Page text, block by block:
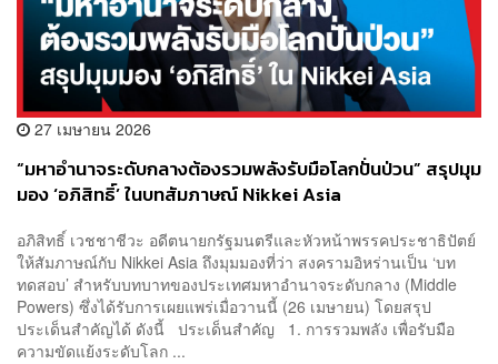
27 เมษายน 2026
“มหาอำนาจระดับกลางต้องรวมพลังรับมือโลกปั่นป่วน” สรุปมุม
มอง ‘อภิสิทธิ์’ ในบทสัมภาษณ์ Nikkei Asia
อภิสิทธิ์ เวชชาชีวะ อดีตนายกรัฐมนตรีและหัวหน้าพรรคประชาธิปัตย์
ให้สัมภาษณ์กับ Nikkei Asia ถึงมุมมองที่ว่า สงครามอิหร่านเป็น ‘บท
ทดสอบ’ สำหรับบทบาทของประเทศมหาอำนาจระดับกลาง (Middle
Powers) ซึ่งได้รับการเผยแพร่เมื่อวานนี้ (26 เมษายน) โดยสรุป
ประเด็นสำคัญได้ ดังนี้ ประเด็นสำคัญ 1. การรวมพลัง เพื่อรับมือ
ความขัดแย้งระดับโลก ...